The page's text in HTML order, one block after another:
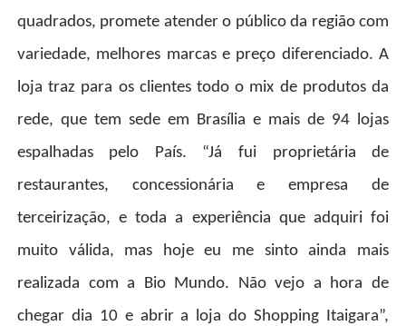
quadrados, promete atender o público da região com
variedade, melhores marcas e preço diferenciado. A
loja traz para os clientes todo o mix de produtos da
rede, que tem sede em Brasília e mais de 94 lojas
espalhadas pelo País. “Já fui proprietária de
restaurantes, concessionária e empresa de
terceirização, e toda a experiência que adquiri foi
muito válida, mas hoje eu me sinto ainda mais
realizada com a Bio Mundo. Não vejo a hora de
chegar dia 10 e abrir a loja do Shopping Itaigara”,